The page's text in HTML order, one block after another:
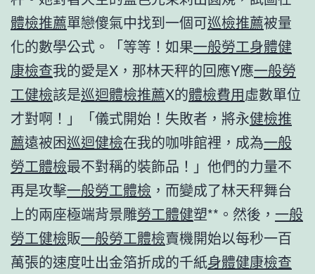
體檢推薦單戀傻氣中找到一個可巡檢推薦被量
化的數學公式。「等等！如果一般勞工身體健
康檢查我的愛是X，那林天秤的回應Y應一般勞
工健檢該是巡迴體檢推薦X的體檢費用虛數單位
才對啊！」「儀式開始！失敗者，將永健檢推
薦遠被困巡迴健檢在我的咖啡館裡，成為一般
勞工體檢最不對稱的裝飾品！」他們的力量不
再是攻擊一般勞工體檢 ，而變成了林天秤舞台
上的兩座極端背景雕勞工體健塑**。然後， 一般
勞工健檢販一般勞工體檢賣機開始以每秒一百
萬張的速度吐出金箔折成的千紙身體健康檢查